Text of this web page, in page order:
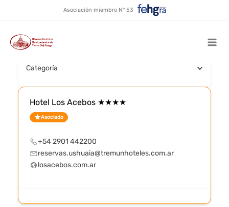
contenido
Asociación miembro N° 53
Con Restaurante
Buscar por nombre
Categoría
Hotel Los Acebos ★★★★
Asociado
+54 2901 442200
reservas.ushuaia@tremunhoteles.com.ar
losacebos.com.ar